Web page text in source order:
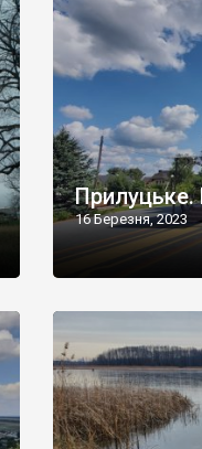
Прилуцьке.
16 Березня, 2023